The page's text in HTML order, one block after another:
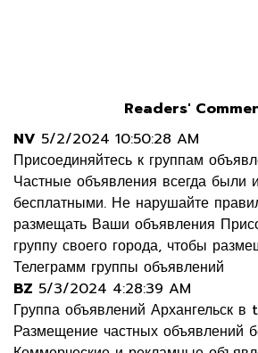
Readers'
NV 5/2/2024 10:50:28 AM
Присоединяйтесь к группам
Частные объявления всегда были
бесплатными. Не нарушайте
размещать Ваши объявления
группу своего города, чтобы
Телеграмм группы объявлений
BZ 5/3/2024 4:28:39 AM
Группа объявлений Архангельск
Размещение частных объявлений